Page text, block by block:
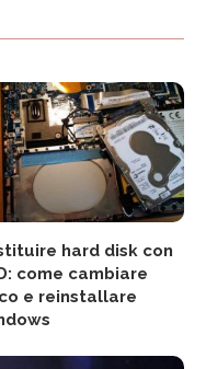
hard disk con
come cambiare
e reinstallare